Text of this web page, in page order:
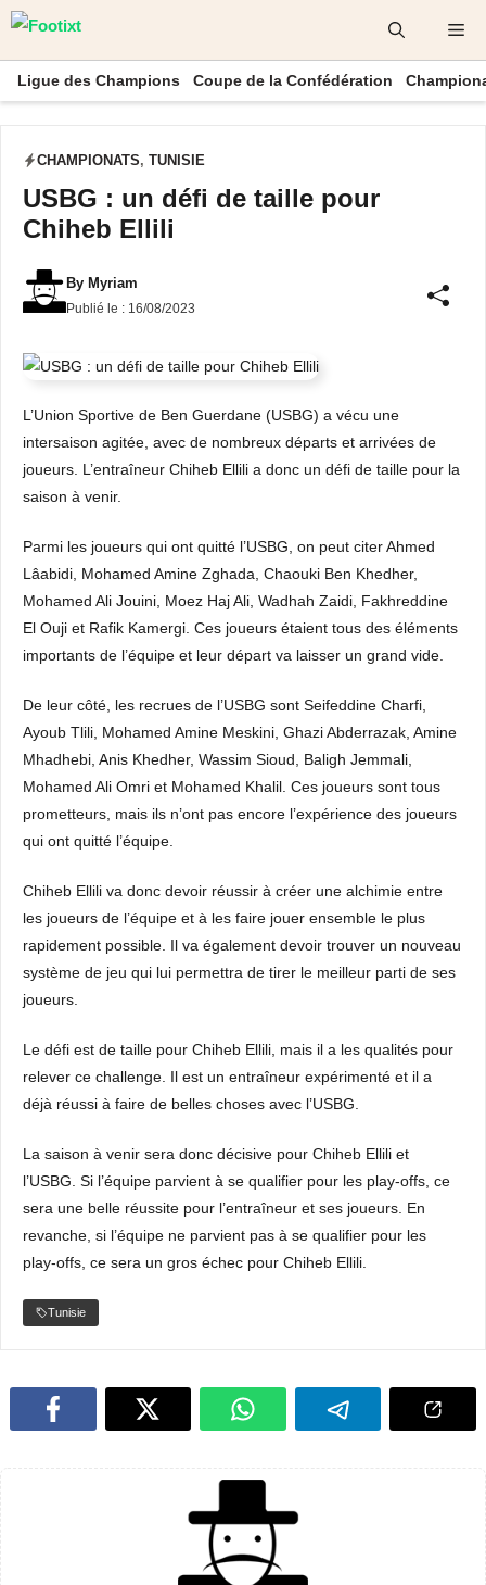
Aller
contenu
Ligue des Champions Coupe de la Confédération
CHAMPIONATS, TUNISIE
USBG : un défi de taille pour
Chiheb Ellili
By Myriam
Publié le : 16/08/2023
L’Union Sportive de Ben Guerdane (USBG) a vécu une
intersaison agitée, avec de nombreux départs et arrivées de
joueurs. L’entraîneur Chiheb Ellili a donc un défi de taille pour la
saison à venir.
Parmi les joueurs qui ont quitté l’USBG, on peut citer Ahmed
Lâabidi, Mohamed Amine Zghada, Chaouki Ben Khedher,
Mohamed Ali Jouini, Moez Haj Ali, Wadhah Zaidi, Fakhreddine
El Ouji et Rafik Kamergi. Ces joueurs étaient tous des éléments
importants de l’équipe et leur départ va laisser un grand vide.
De leur côté, les recrues de l’USBG sont Seifeddine Charfi,
Ayoub Tlili, Mohamed Amine Meskini, Ghazi Abderrazak, Amine
Mhadhebi, Anis Khedher, Wassim Sioud, Baligh Jemmali,
Mohamed Ali Omri et Mohamed Khalil. Ces joueurs sont tous
prometteurs, mais ils n’ont pas encore l’expérience des joueurs
qui ont quitté l’équipe.
Chiheb Ellili va donc devoir réussir à créer une alchimie entre
les joueurs de l’équipe et à les faire jouer ensemble le plus
rapidement possible. Il va également devoir trouver un nouveau
système de jeu qui lui permettra de tirer le meilleur parti de ses
joueurs.
Le défi est de taille pour Chiheb Ellili, mais il a les qualités pour
relever ce challenge. Il est un entraîneur expérimenté et il a
déjà réussi à faire de belles choses avec l’USBG.
La saison à venir sera donc décisive pour Chiheb Ellili et
l’USBG. Si l’équipe parvient à se qualifier pour les play-offs, ce
sera une belle réussite pour l’entraîneur et ses joueurs. En
revanche, si l’équipe ne parvient pas à se qualifier pour les
play-offs, ce sera un gros échec pour Chiheb Ellili.
Tunisie